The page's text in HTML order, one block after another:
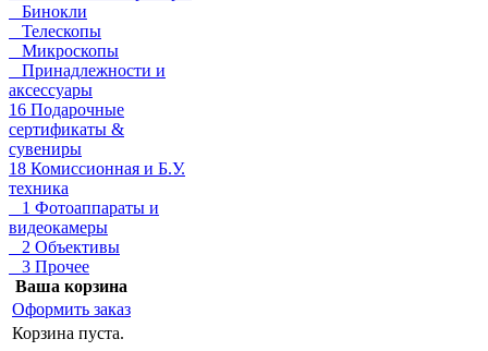
Бинокли
Телескопы
Микроскопы
Принадлежности и
аксессуары
16 Подарочные
сертификаты &
сувениры
18 Комиссионная и Б.У.
техника
1 Фотоаппараты и
видеокамеры
2 Объективы
3 Прочее
Ваша корзина
Оформить заказ
Корзина пуста.